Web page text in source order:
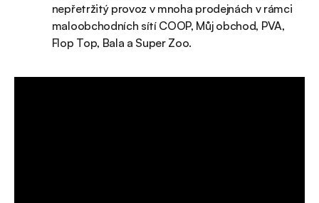
nepřetržitý provoz v mnoha prodejnách v rámci
maloobchodních sítí COOP, Můj obchod, PVA,
Flop Top, Bala a Super Zoo.